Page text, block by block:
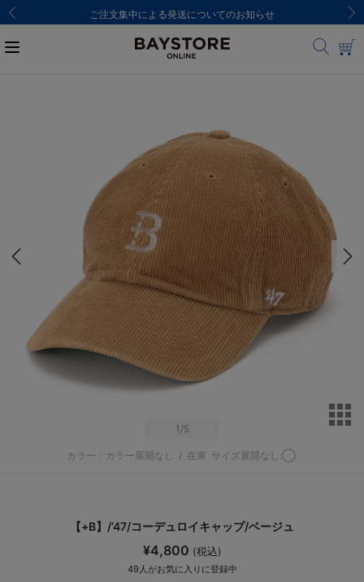
ご注文集中による発送についてのお知らせ
1 /5
カラー：カラー展開なし / 在庫 サイズ展開なし:◯
【+B】/’47/コーデュロイキャップ/ベージュ
¥4,800 (税込)
49 人がお気に入りに登録中